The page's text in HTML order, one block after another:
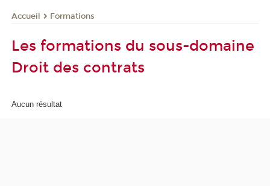
Accueil Formations
Les formations du sous-domaine
Droit des contrats
Aucun résultat